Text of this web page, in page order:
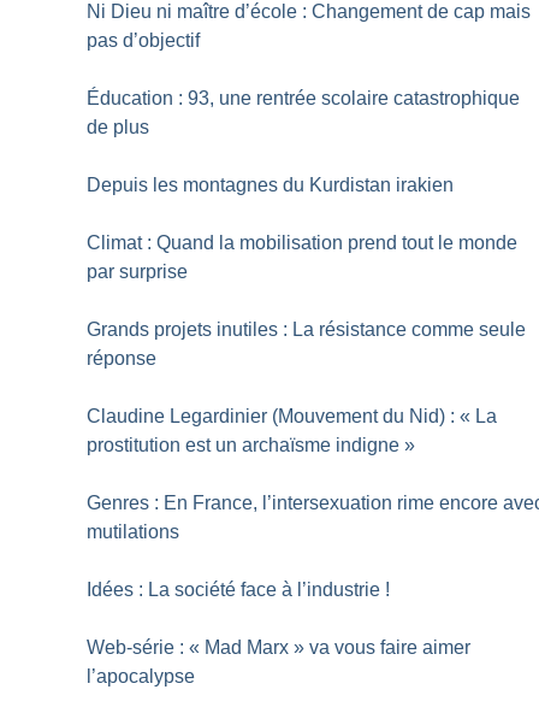
Ni Dieu ni maître d’école : Changement de cap mais
pas d’objectif
Éducation : 93, une rentrée scolaire catastrophique
de plus
Depuis les montagnes du Kurdistan irakien
Climat : Quand la mobilisation prend tout le monde
par surprise
Grands projets inutiles : La résistance comme seule
réponse
Claudine Legardinier (Mouvement du Nid) : « La
prostitution est un archaïsme indigne »
Genres : En France, l’intersexuation rime encore
mutilations
Idées : La société face à l’industrie !
Web-série : « Mad Marx » va vous faire aimer
l’apocalypse